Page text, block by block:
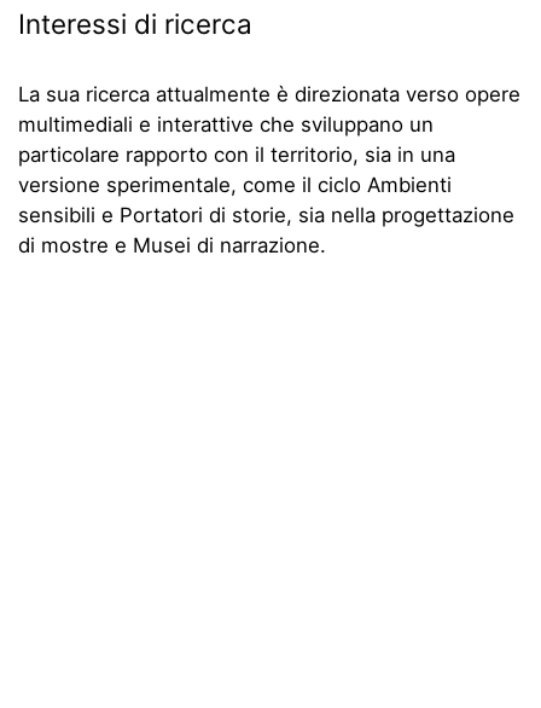
Interessi di ricerca
La sua ricerca attualmente è direzionata verso opere
multimediali e interattive che sviluppano un
particolare rapporto con il territorio, sia in una
versione sperimentale, come il ciclo Ambienti
sensibili e Portatori di storie, sia nella progettazione
di mostre e Musei di narrazione.